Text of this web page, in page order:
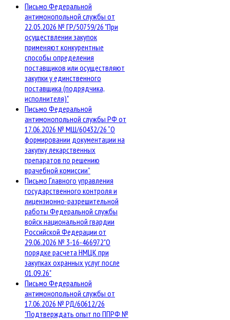
Письмо Федеральной
антимонопольной службы от
22.05.2026 № ГР/50759/26 "При
осуществлении закупок
применяют конкурентные
способы определения
поставщиков или осуществляют
закупки у единственного
поставщика (подрядчика,
исполнителя)"
Письмо Федеральной
антимонопольной службы РФ от
17.06.2026 № МШ/60432/26 “О
формировании документации на
закупку лекарственных
препаратов по решению
врачебной комиссии”
Письмо Главного управления
государственного контроля и
лицензионно-разрешительной
работы Федеральной службы
войск национальной гвардии
Российской Федерации от
29.06.2026 № 3-16-466972"О
порядке расчета НМЦК при
закупках охранных услуг после
01.09.26"
Письмо Федеральной
антимонопольной службы от
17.06.2026 № РД/60612/26
"Подтверждать опыт по ППРФ №